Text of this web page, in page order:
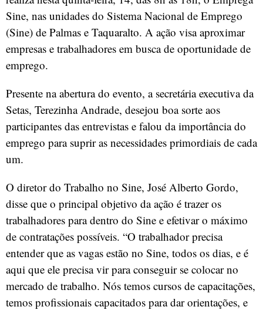
Sine, nas unidades do Sistema Nacional de Emprego
(Sine) de Palmas e Taquaralto. A ação visa aproximar
empresas e trabalhadores em busca de oportunidade de
emprego.
Presente na abertura do evento, a secretária executiva da
Setas, Terezinha Andrade, desejou boa sorte aos
participantes das entrevistas e falou da importância do
emprego para suprir as necessidades primordiais de cada
um.
O diretor do Trabalho no Sine, José Alberto Gordo,
disse que o principal objetivo da ação é trazer os
trabalhadores para dentro do Sine e efetivar o máximo
de contratações possíveis. “O trabalhador precisa
entender que as vagas estão no Sine, todos os dias, e é
aqui que ele precisa vir para conseguir se colocar no
mercado de trabalho. Nós temos cursos de capacitações,
temos profissionais capacitados para dar orientações, e